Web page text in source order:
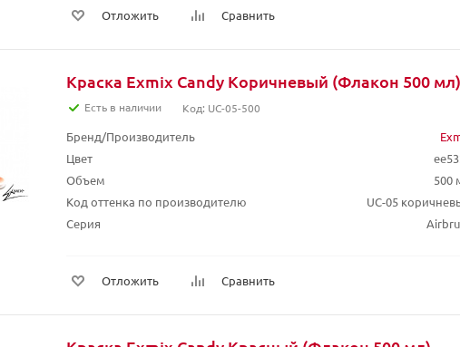
Отложить Сравнить
Краска Exmix Candy Коричневый (Флакон 500 мл)
Есть в наличии Код: UC-05-500
Бренд/Производитель
Цвет
Объем
500
Код оттенка по производителю
UC-05
Серия
Отложить Сравнить